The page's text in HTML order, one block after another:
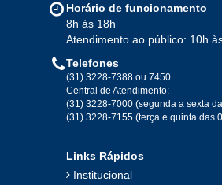
Set
2019
Fev Mar Abr Mai
Horário de funcionamento
8h às 18h
Atendimento ao público: 10h
Telefones
(31) 3228-7388 ou 7450
Central de Atendimento:
(31) 3228-7000 (segunda a sexta
(31) 3228-7155 (terça e quinta das
Links Rápidos
Institucional